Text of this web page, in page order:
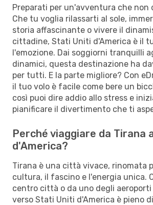
Preparati per un'avventura che non
Che tu voglia rilassarti al sole,
storia affascinante o vivere il
cittadine, Stati Uniti d'America è il
l'emozione. Dai soggiorni tranquilli
dinamici, questa destinazione ha
per tutti. E la parte migliore? Con
il tuo volo è facile come bere un
così puoi dire addio allo stress e
pianificare il divertimento che ti
Perché viaggiare da Tirana
d'America?
Tirana è una città vivace, rinomata
cultura, il fascino e l'energia unica.
centro città o da uno degli
verso Stati Uniti d'America è pieno